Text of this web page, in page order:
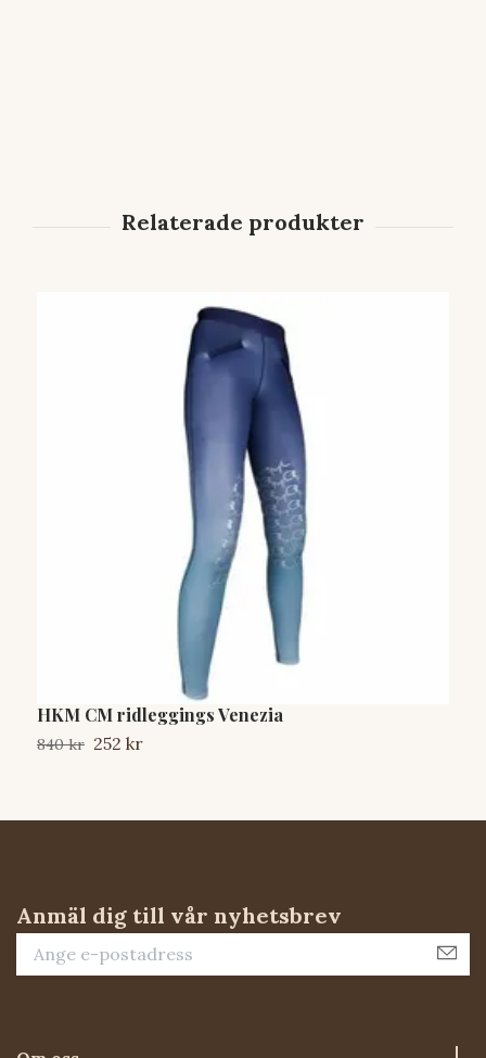
HKM CM ridleggings Venezia
840 kr 252 kr
Anmäl dig till vår nyhetsbrev